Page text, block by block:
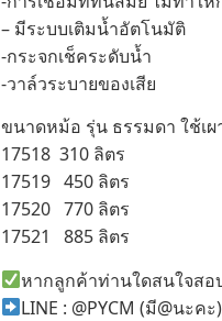
– มีระบบเติมน้ำอัตโนมัติ
-กระจกเช็คระดับน้ำ
-วาล์วระบายของเสีย
ขนาดหม้อ รุ่น ธรรมดา ใช้
17518 310 ลิตร
17519 450 ลิตร
17520 770 ลิตร
17521 885 ลิตร
หากลูกค้าท่านใดสนใจส
LINE : @PYCM (มี@นะคะ)